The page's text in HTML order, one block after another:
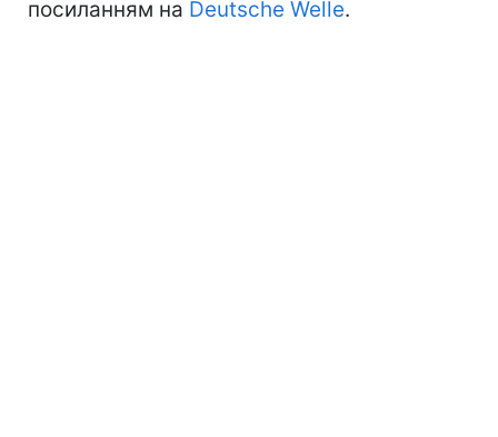
посиланням на Deutsche Welle.